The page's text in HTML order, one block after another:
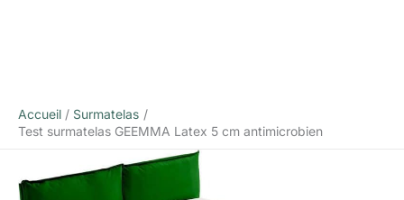
Accueil
Surmatelas
Test surmatelas GEEMMA Latex 5 cm antimicrobien